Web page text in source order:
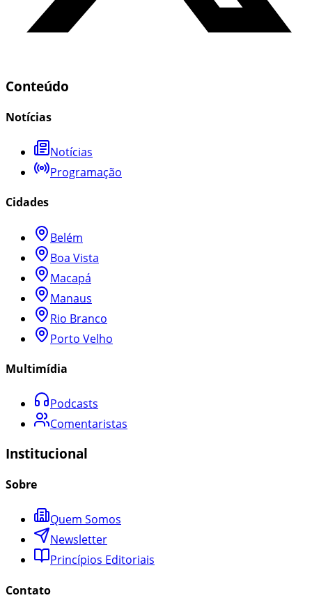
Conteúdo
Notícias
Notícias
Programação
Cidades
Belém
Boa Vista
Macapá
Manaus
Rio Branco
Porto Velho
Multimídia
Podcasts
Comentaristas
Institucional
Sobre
Quem Somos
Newsletter
Princípios Editoriais
Contato